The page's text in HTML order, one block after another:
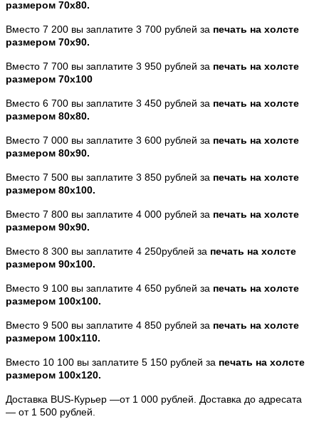
размером 70х80.
Вместо 7 200 вы заплатите 3 700 рублей за печать на холсте
размером 70х90.
Вместо 7 700 вы заплатите 3 950 рублей за печать на холсте
размером 70х100
Вместо 6 700 вы заплатите 3 450 рублей за печать на холсте
размером 80х80.
Вместо 7 000 вы заплатите 3 600 рублей за печать на холсте
размером 80х90.
Вместо 7 500 вы заплатите 3 850 рублей за печать на холсте
размером 80х100.
Вместо 7 800 вы заплатите 4 000 рублей за печать на холсте
размером 90х90.
Вместо 8 300 вы заплатите 4 250рублей за печать на холсте
размером 90х100.
Вместо 9 100 вы заплатите 4 650 рублей за печать на холсте
размером 100х100.
Вместо 9 500 вы заплатите 4 850 рублей за печать на холсте
размером 100х110.
Вместо 10 100 вы заплатите 5 150 рублей за печать на холсте
размером 100х120.
Доставка BUS-Курьер —от 1 000 рублей. Доставка до адресата
— от 1 500 рублей.